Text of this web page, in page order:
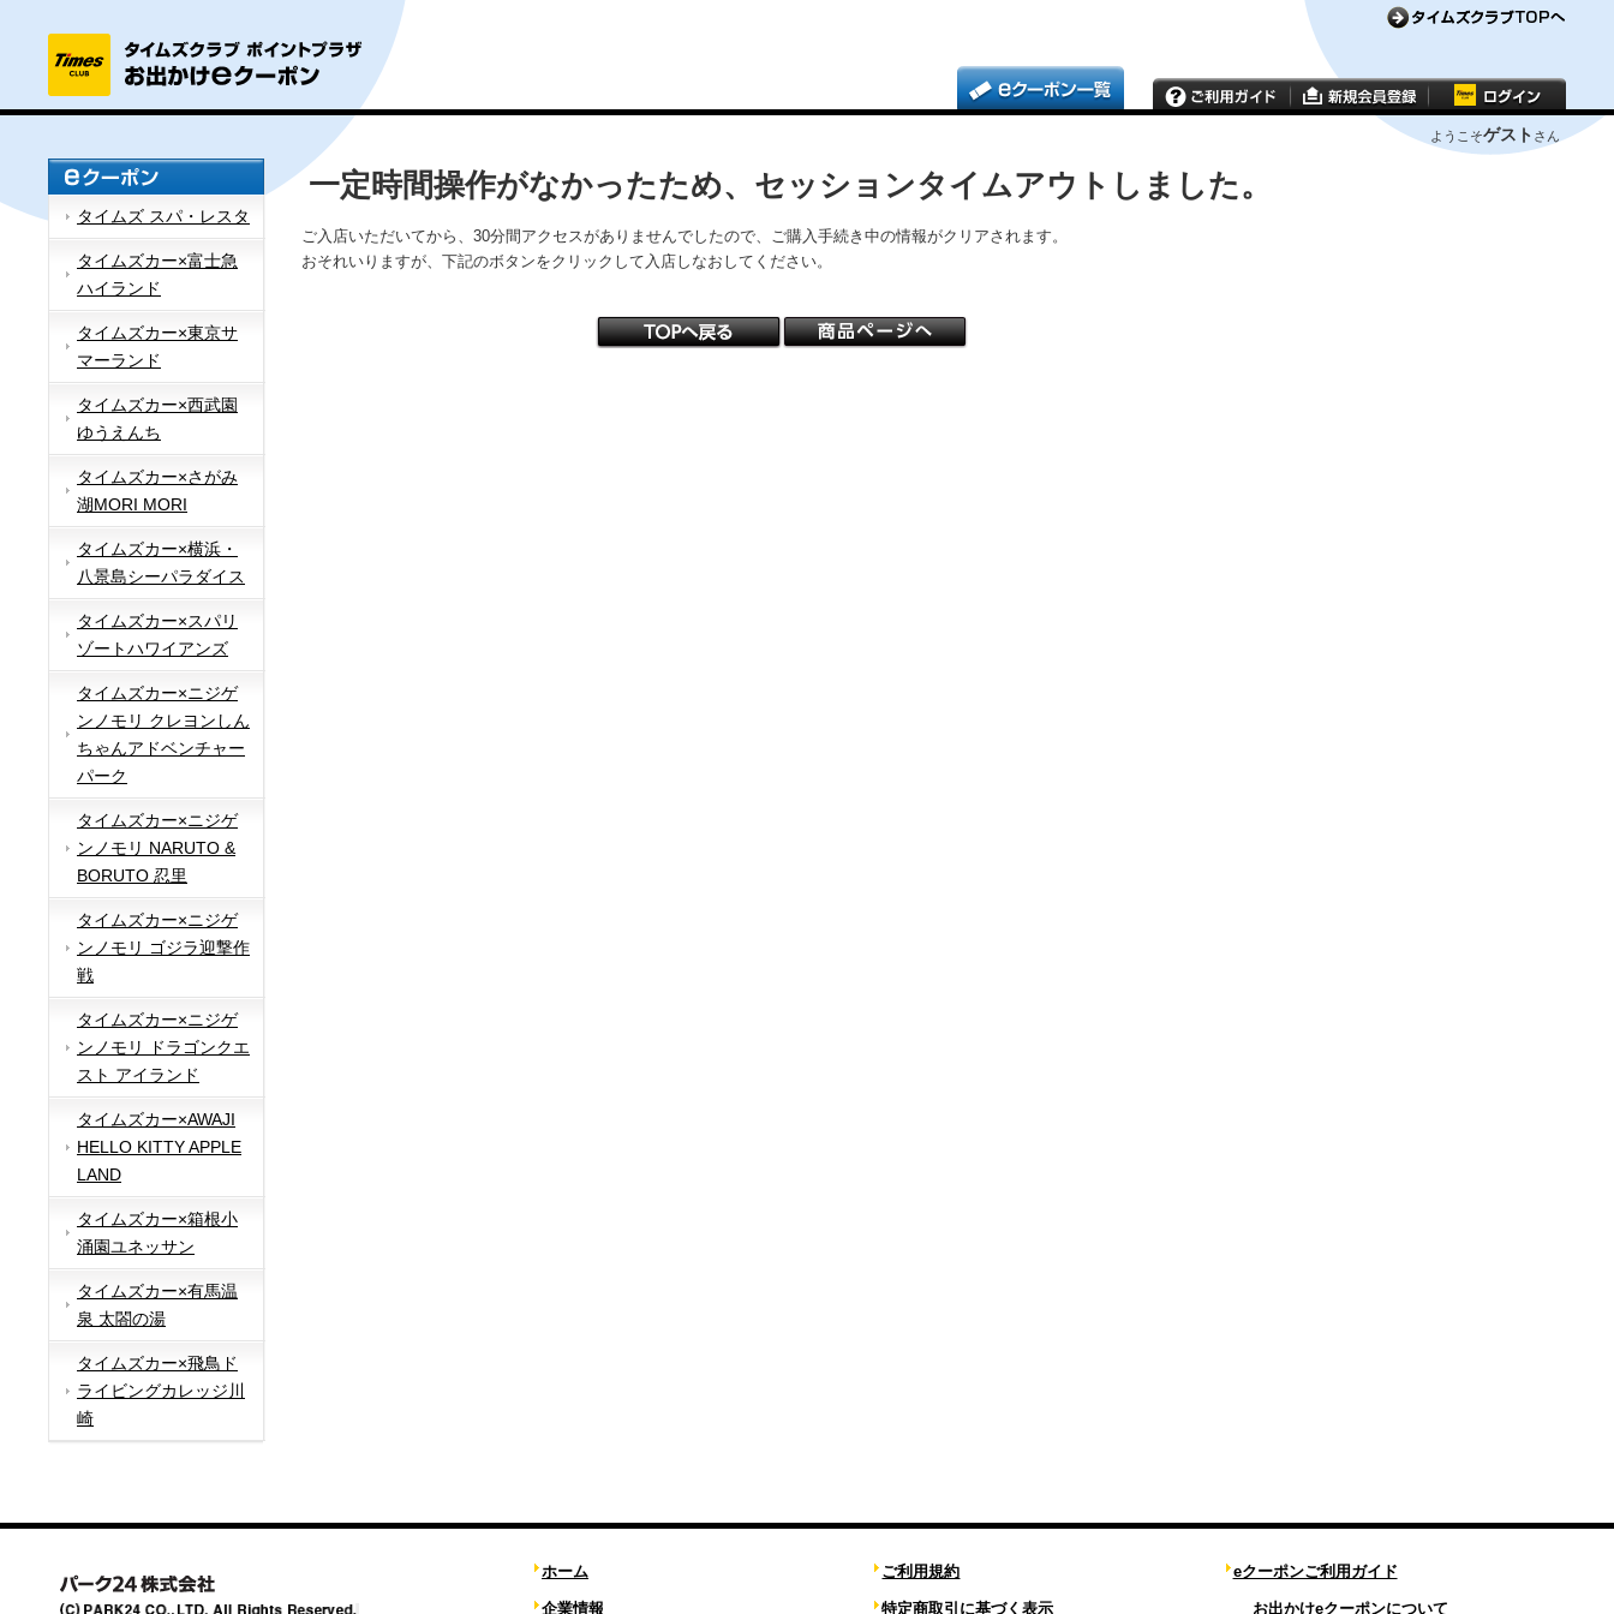
ようこそゲスト さん
タイムズ スパ・レスタ
タイムズカー×富士急
ハイランド
タイムズカー×東京サ
マーランド
タイムズカー×西武園
ゆうえんち
タイムズカー×さがみ
湖MORI MORI
タイムズカー×横浜・
八景島シーパラダイス
タイムズカー×スパリ
ゾートハワイアンズ
タイムズカー×ニジゲ
ンノモリ クレヨンしん
ちゃんアドベンチャー
パーク
タイムズカー×ニジゲ
ンノモリ NARUTO &
BORUTO 忍里
タイムズカー×ニジゲ
ンノモリ ゴジラ迎撃作
戦
タイムズカー×ニジゲ
ンノモリ ドラゴンクエ
スト アイランド
タイムズカー×AWAJI
HELLO KITTY APPLE
LAND
タイムズカー×箱根小
涌園ユネッサン
タイムズカー×有馬温
泉 太閤の湯
タイムズカー×飛鳥ド
ライビングカレッジ川
崎
一定時間操作がなかったため、セッションタイムアウトしました。
ご入店いただいてから、30分間アクセスがありませんでしたので、ご購入手続き中の情報がクリアされます。
おそれいりますが、下記のボタンをクリックして入店しなおしてください。
ホーム
企業情報
ご利用規約
特定商取引に基づく表示
eクーポンご利用ガイド
お出かけeクーポンについて